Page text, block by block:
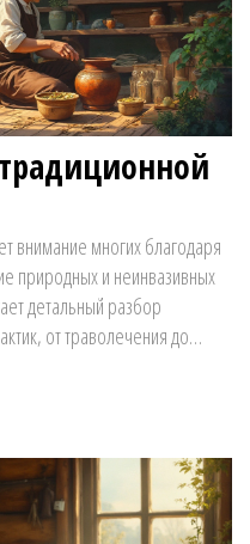
внимание многих благодаря
природных и неинвазивных
детальный разбор
от траволечения до
и популярность в
из этих практик
медицинским